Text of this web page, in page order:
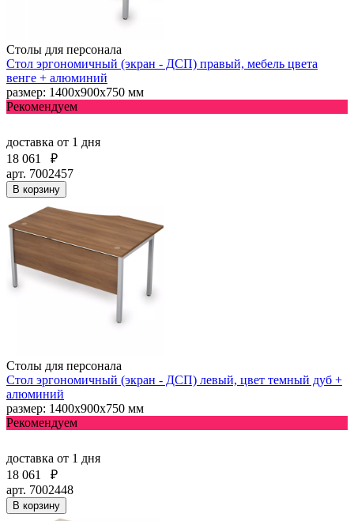
Столы для персонала
Стол эргономичный (экран - ДСП) правый, мебель цвета
венге + алюминий
размер: 1400х900х750 мм
Рекомендуем
доставка от 1 дня
18 061
₽
арт. 7002457
В корзину
Столы для персонала
Стол эргономичный (экран - ДСП) левый, цвет темный дуб +
алюминий
размер: 1400х900х750 мм
Рекомендуем
доставка от 1 дня
18 061
₽
арт. 7002448
В корзину